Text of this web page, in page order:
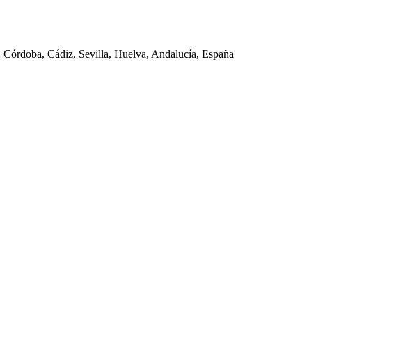
Cádiz, Sevilla, Huelva, Andalucía, España